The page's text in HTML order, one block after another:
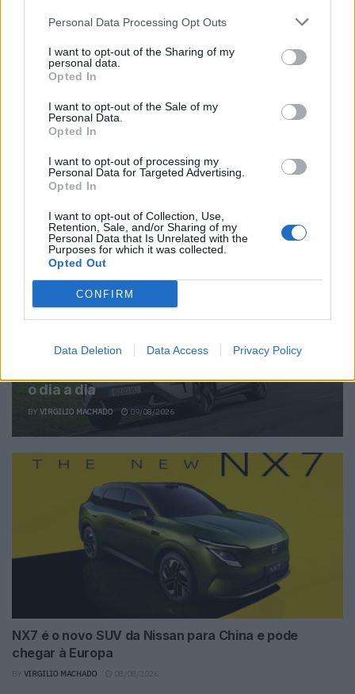
Personal Data Processing Opt Outs
I want to opt-out of the Sharing of my
personal data.
Opted In
I want to opt-out of the Sale of my
Personal Data.
Opted In
I want to opt-out of processing my
Personal Data for Targeted Advertising.
Opted In
I want to opt-out of Collection, Use,
Retention, Sale, and/or Sharing of my
Personal Data that Is Unrelated with the
Purposes for which it was collected.
Opted Out
CONFIRM
Data Deletion Data Access Privacy Policy
Locarent MG Portugal MG Renting
Ricardo Carvalho
Related Posts
o dia a dia
BY VIRGILIO MACHADO 09/08/2026
NX7 é o novo SUV da Nissan para China e pode
chegar à Europa
VIRGILIO MACHADO